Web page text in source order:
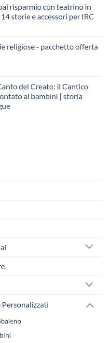
risparmio con teatrino in
storie e accessori per IRC
religiose - pacchetto offerta
del Creato: il Cantico
ai bambini | storia